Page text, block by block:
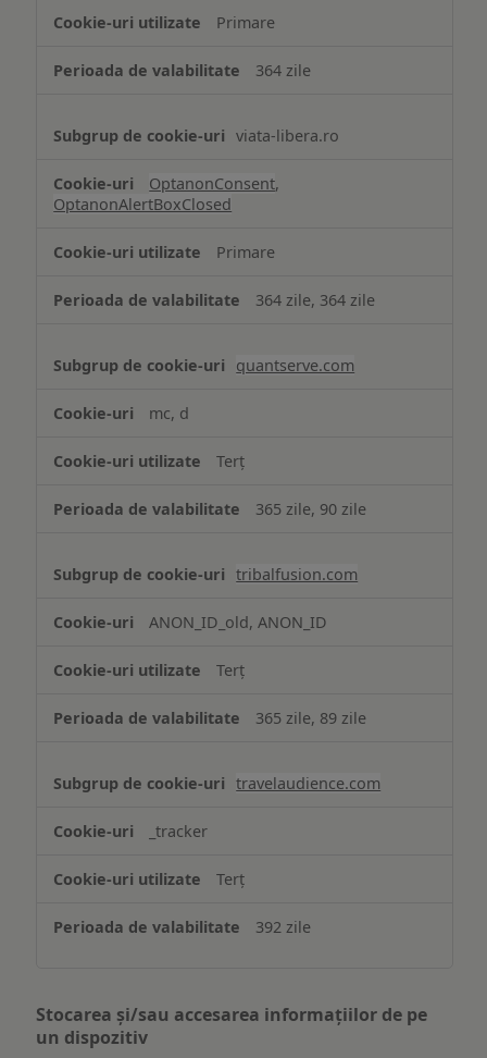
necesare
Primare
364 zile
viata-libera.ro
OptanonConsent,
OptanonAlertBoxClosed
Primare
364 zile, 364 zile
quantserve.com
mc, d
Terț
365 zile, 90 zile
tribalfusion.com
ANON_ID_old, ANON_ID
Terț
365 zile, 89 zile
travelaudience.com
_tracker
Terț
392 zile
Stocarea și/sau accesarea informațiilor de pe
un dispozitiv